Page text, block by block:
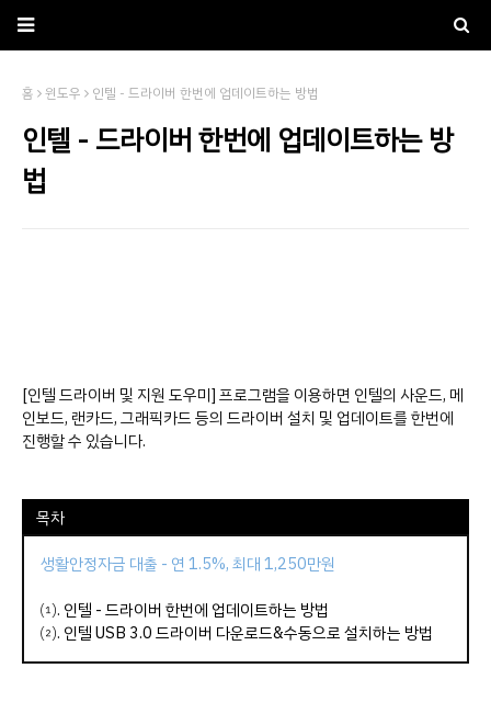
홈 윈도우 인텔 - 드라이버 한번에 업데이트하는 방법
인텔 - 드라이버 한번에 업데이트하는 방
법
[인텔 드라이버 및 지원 도우미] 프로그램을 이용하면 인텔의 사운드, 메
인보드, 랜카드, 그래픽카드 등의 드라이버 설치 및 업데이트를 한번에
진행할 수 있습니다.
목차
생활안정자금 대출 - 연 1.5%, 최대 1,250만원
⑴. 인텔 - 드라이버 한번에 업데이트하는 방법
⑵. 인텔 USB 3.0 드라이버 다운로드&수동으로 설치하는 방법